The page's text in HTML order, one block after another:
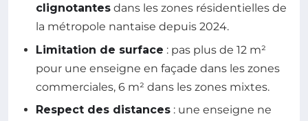
clignotantes dans les zones résidentielles de
la métropole nantaise depuis 2024.
Limitation de surface : pas plus de 12 m²
pour une enseigne en façade dans les zones
commerciales, 6 m² dans les zones mixtes.
Respect des distances : une enseigne ne